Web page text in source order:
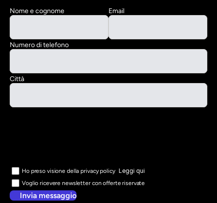
Nome e cognome Email
Numero di telefono
Città
Ho preso visione della privacy policy Leggi qui
Voglio ricevere newsletter con offerte riservate
Invia messaggio